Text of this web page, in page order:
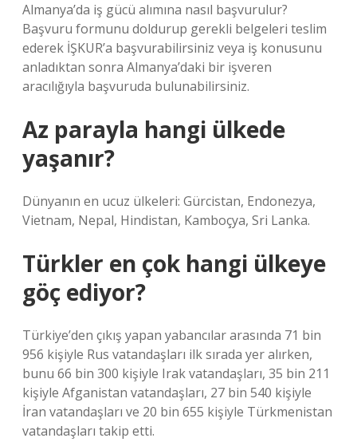
Almanya’da iş gücü alımına nasıl başvurulur?
Başvuru formunu doldurup gerekli belgeleri teslim
ederek İŞKUR’a başvurabilirsiniz veya iş konusunu
anladıktan sonra Almanya’daki bir işveren
aracılığıyla başvuruda bulunabilirsiniz.
Az parayla hangi ülkede
yaşanır?
Dünyanın en ucuz ülkeleri: Gürcistan, Endonezya,
Vietnam, Nepal, Hindistan, Kamboçya, Sri Lanka.
Türkler en çok hangi ülkeye
göç ediyor?
Türkiye’den çıkış yapan yabancılar arasında 71 bin
956 kişiyle Rus vatandaşları ilk sırada yer alırken,
bunu 66 bin 300 kişiyle Irak vatandaşları, 35 bin 211
kişiyle Afganistan vatandaşları, 27 bin 540 kişiyle
İran vatandaşları ve 20 bin 655 kişiyle Türkmenistan
vatandaşları takip etti.